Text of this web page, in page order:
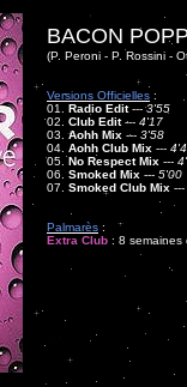
BACON
(P. Peroni - P. Rossini -
Versions Officielles :
01. Radio Edit---3'55
02. Club Edit--- 4'17
03.Aohh Mix --- 3'58
04. Aohh Club Mix ---
05.No Respect Mix ---
06. Smoked Mix --- 5'00
07. Smoked Club Mix ---
Palmarès :
Extra Club : 8 semaines